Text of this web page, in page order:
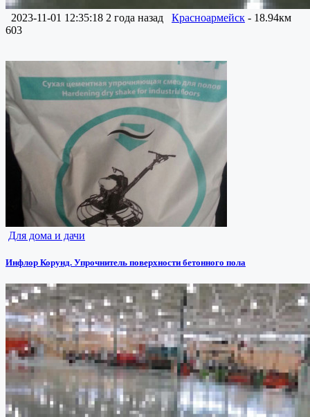
2023-11-01 12:35:18 2 года назад Красноармейск - 18.94км
603
Для дома и дачи
Инфлор Корунд. Упрочнитель поверхности бетонного пола